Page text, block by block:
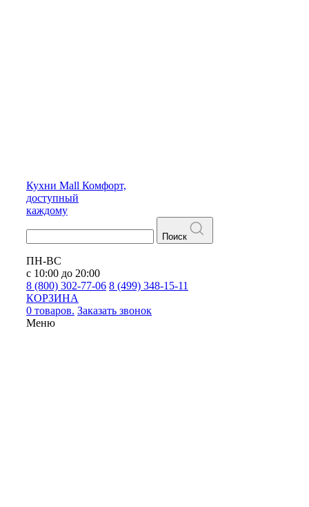
Кухни Mall Комфорт,
доступный
каждому
Поиск
ПН-ВС
с 10:00 до 20:00
8 (800) 302-77-06 8 (499) 348-15-11
КОРЗИНА
0 товаров. Заказать звонок
Меню